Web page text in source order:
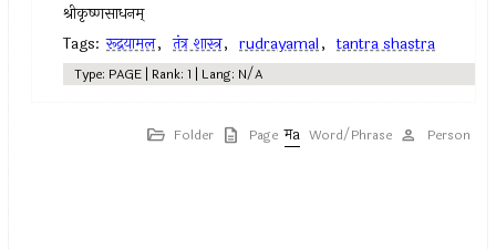
श्रीकृष्णसाधनम्
Tags: रूद्रयामल, तंत्र शास्त्र, rudrayamal, tantra shastra
Type: PAGE | Rank: 1 | Lang: N/A
Folder Page Word/Phrase Person